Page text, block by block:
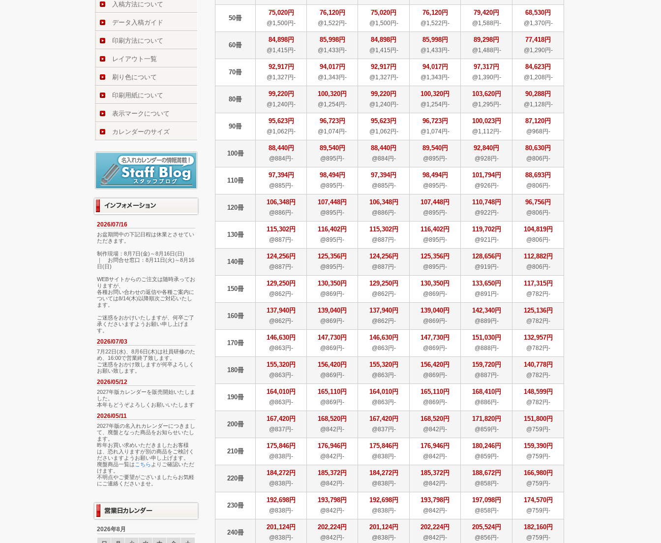
入稿方法について
データ入稿ガイド
印刷方法について
レイアウト一覧
刷り色について
印刷用紙について
表示マークについて
カレンダーのサイズ
2026/07/16
お盆期間中の下記日程は休業とさせてい
ただきます。
制作現場：8月7日(金)～8月16日(日)
｜ お問合せ窓口：8月11日(火)～8月16
日(日)
WEBサイトからのご注文は随時承ってお
りますが、
各種お問い合わせの返信や各種ご案内に
ついては8/14(木)以降順次ご対応いたし
ます。
ご迷惑をおかけいたしますが、何卒ご了
承くださいますようお願い申し上げま
す。
2026/07/03
7月22日(水)、8月6日(木)は社員研修のた
め、16:00で営業終了致します。
ご迷惑をおかけ致しますが何卒よろしく
お願い致します。
2026/05/12
2027年版カレンダーを販売開始いたしま
した。
本年もどうぞよろしくお願いいたします
2026/05/11
2027年版の名入れカレンダーにつきまし
て、廃盤となった商品をお知らせいたし
ます。
昨年お買い求めいただきましたお客様
は、恐れ入りますが別の商品をご検討く
ださいますようお願い申し上げます。
廃盤商品一覧は こちら よりご確認いただ
けます。
不明点やご要望がございましたらお気軽
にご連絡くださいませ。
2026年8月
50冊
75,020円
@1,500円-
76,120円
@1,522円-
75,020円
@1,500円-
76,120円
@1,522円-
79,420円
@1,588円-
68,530円
@1,370円-
60冊
84,898円
@1,415円-
85,998円
@1,433円-
84,898円
@1,415円-
85,998円
@1,433円-
89,298円
@1,488円-
77,418円
@1,290円-
70冊
92,917円
@1,327円-
94,017円
@1,343円-
92,917円
@1,327円-
94,017円
@1,343円-
97,317円
@1,390円-
84,623円
@1,208円-
80冊
99,220円
@1,240円-
100,320円
@1,254円-
99,220円
@1,240円-
100,320円
@1,254円-
103,620円
@1,295円-
90,288円
@1,128円-
90冊
95,623円
@1,062円-
96,723円
@1,074円-
95,623円
@1,062円-
96,723円
@1,074円-
100,023円
@1,112円-
87,120円
@968円-
100冊
88,440円
@884円-
89,540円
@895円-
88,440円
@884円-
89,540円
@895円-
92,840円
@928円-
80,630円
@806円-
110冊
97,394円
@885円-
98,494円
@895円-
97,394円
@885円-
98,494円
@895円-
101,794円
@926円-
88,693円
@806円-
120冊
106,348円
@886円-
107,448円
@895円-
106,348円
@886円-
107,448円
@895円-
110,748円
@922円-
96,756円
@806円-
130冊
115,302円
@887円-
116,402円
@895円-
115,302円
@887円-
116,402円
@895円-
119,702円
@921円-
104,819円
@806円-
140冊
124,256円
@887円-
125,356円
@895円-
124,256円
@887円-
125,356円
@895円-
128,656円
@919円-
112,882円
@806円-
150冊
129,250円
@862円-
130,350円
@869円-
129,250円
@862円-
130,350円
@869円-
133,650円
@891円-
117,315円
@782円-
160冊
137,940円
@862円-
139,040円
@869円-
137,940円
@862円-
139,040円
@869円-
142,340円
@889円-
125,136円
@782円-
170冊
146,630円
@863円-
147,730円
@869円-
146,630円
@863円-
147,730円
@869円-
151,030円
@888円-
132,957円
@782円-
180冊
155,320円
@863円-
156,420円
@869円-
155,320円
@863円-
156,420円
@869円-
159,720円
@887円-
140,778円
@782円-
190冊
164,010円
@863円-
165,110円
@869円-
164,010円
@863円-
165,110円
@869円-
168,410円
@886円-
148,599円
@782円-
200冊
167,420円
@837円-
168,520円
@842円-
167,420円
@837円-
168,520円
@842円-
171,820円
@859円-
151,800円
@759円-
210冊
175,846円
@838円-
176,946円
@842円-
175,846円
@838円-
176,946円
@842円-
180,246円
@859円-
159,390円
@759円-
220冊
184,272円
@838円-
185,372円
@842円-
184,272円
@838円-
185,372円
@842円-
188,672円
@858円-
166,980円
@759円-
230冊
192,698円
@838円-
193,798円
@842円-
192,698円
@838円-
193,798円
@842円-
197,098円
@858円-
174,570円
@759円-
240冊
201,124円
@838円-
202,224円
@842円-
201,124円
@838円-
202,224円
@842円-
205,524円
@856円-
182,160円
@759円-